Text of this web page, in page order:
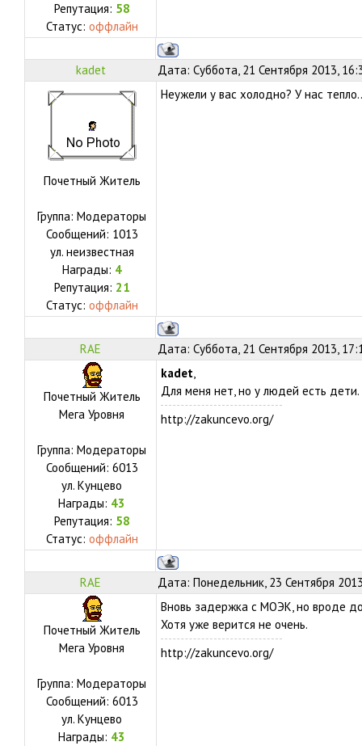
Репутация: 58
Статус: оффлайн
kadet Дата: Суббота, 21 Сентября 2013,
Почетный Житель
Группа: Модераторы
Сообщений: 1013
ул. неизвестная
Награды: 4
Репутация: 21
Статус: оффлайн
Неужели у вас холодно? У нас
RAE Дата: Суббота, 21 Сентября 2013,
Почетный Житель
Мега Уровня
Группа: Модераторы
Сообщений: 6013
ул. Кунцево
Награды: 43
Репутация: 58
Статус: оффлайн
kadet,
Для меня нет, но у людей есть дети.
http://zakuncevo.org/
RAE Дата: Понедельник, 23 Сентября
Почетный Житель
Мега Уровня
Группа: Модераторы
Сообщений: 6013
ул. Кунцево
Награды: 43
Вновь задержка с МОЭК, но вроде
Хотя уже верится не очень.
http://zakuncevo.org/